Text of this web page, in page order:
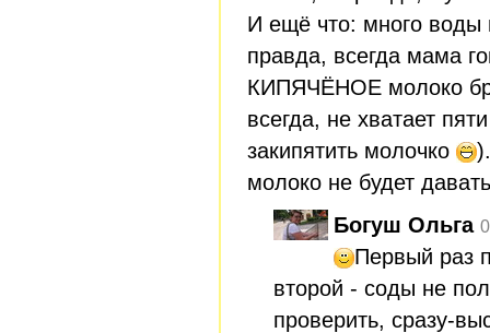
И ещё что: много
правда, всегда мама
КИПЯЧЁНОЕ молоко
всегда, не хватает
закипятить молочко
молоко не будет
Богуш Ольга
Первый раз
второй - соды не
проверить, сразу-